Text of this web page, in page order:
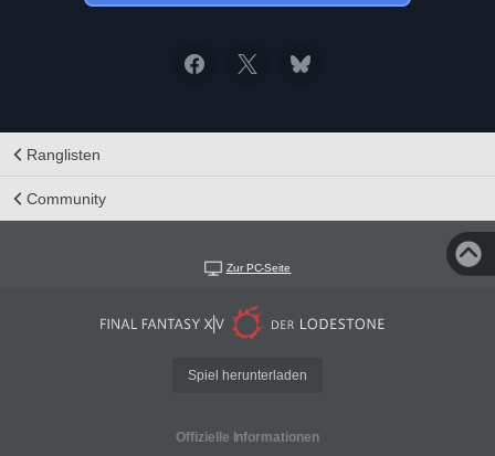
Ranglisten
Community
Zur PC-Seite
Spiel herunterladen
Offizielle Informationen